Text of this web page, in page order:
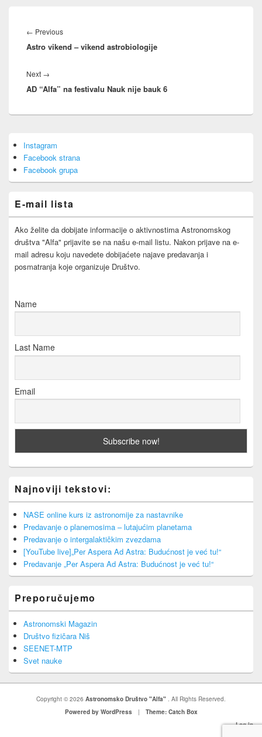
navigation
← PreviousPrevious
post:
Astro vikend – vikend astrobiologije
Next →
post:
AD “Alfa” na festivalu Nauk nije bauk 6
Sidebar
Widget
Area
Instagram
Facebook strana
Facebook grupa
E-mail lista
Ako želite da dobijate informacije o aktivnostima Astronomskog
društva "Alfa" prijavite se na našu e-mail listu. Nakon prijave na e-
mail adresu koju navedete dobijaćete najave predavanja i
posmatranja koje organizuje Društvo.
Name
Last Name
Email
Najnoviji tekstovi:
NASE online kurs iz astronomije za nastavnike
Predavanje o planemosima – lutajućim planetama
Predavanje o intergalaktičkim zvezdama
[YouTube live]„Per Aspera Ad Astra: Budućnost je već tu!“
Predavanje „Per Aspera Ad Astra: Budućnost je već tu!“
Preporučujemo
Astronomski Magazin
Društvo fizičara Niš
SEENET-MTP
Svet nauke
Copyright © 2026 Astronomsko Društvo "Alfa" . All Rights Reserved.
Powered by WordPress
|
Theme: Catch Box
Log in